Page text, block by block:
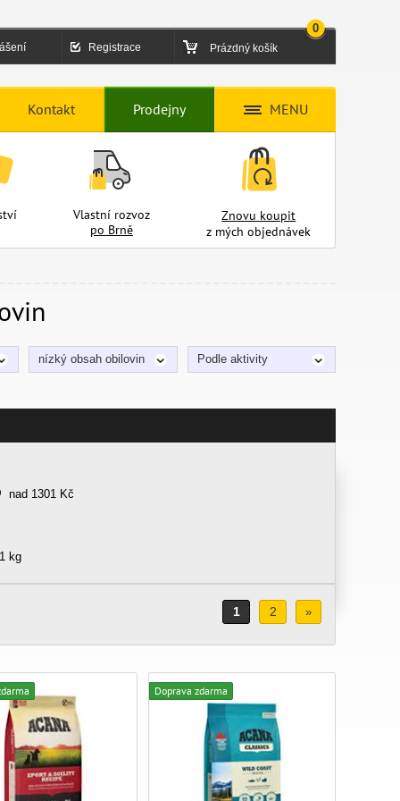
Registrace Prázdný košík
0
Kontakt Prodejny MENU
Vlastní rozvoz
po Brně
Znovu koupit
z mých objednávek
nízký obsah obilovin Podle aktivity
nad 1301 Kč
kg
1 2 »
Doprava zdarma